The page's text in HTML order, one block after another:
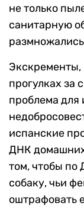
не только
санитарную
Экскременты,
прогулках за
проблема для
испанские
ДНК
том, чтобы по
собаку, чьи
оштрафовать